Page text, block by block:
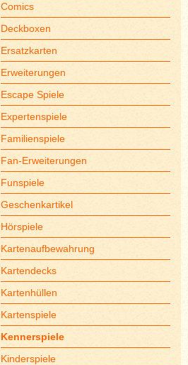
Comics
Deckboxen
Ersatzkarten
Erweiterungen
Escape Spiele
Expertenspiele
Familienspiele
Fan-Erweiterungen
Funspiele
Geschenkartikel
Hörspiele
Kartenaufbewahrung
Kartendecks
Kartenhüllen
Kartenspiele
Kennerspiele
Kinderspiele